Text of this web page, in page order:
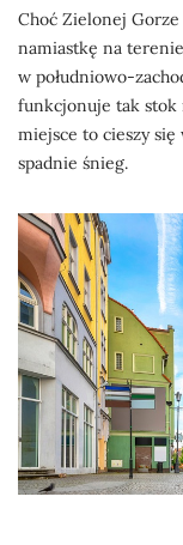
Choć Zielonej
namiastkę na
w południowo-
funkcjonuje tak stok
miejsce to cieszy
spadnie śnieg.